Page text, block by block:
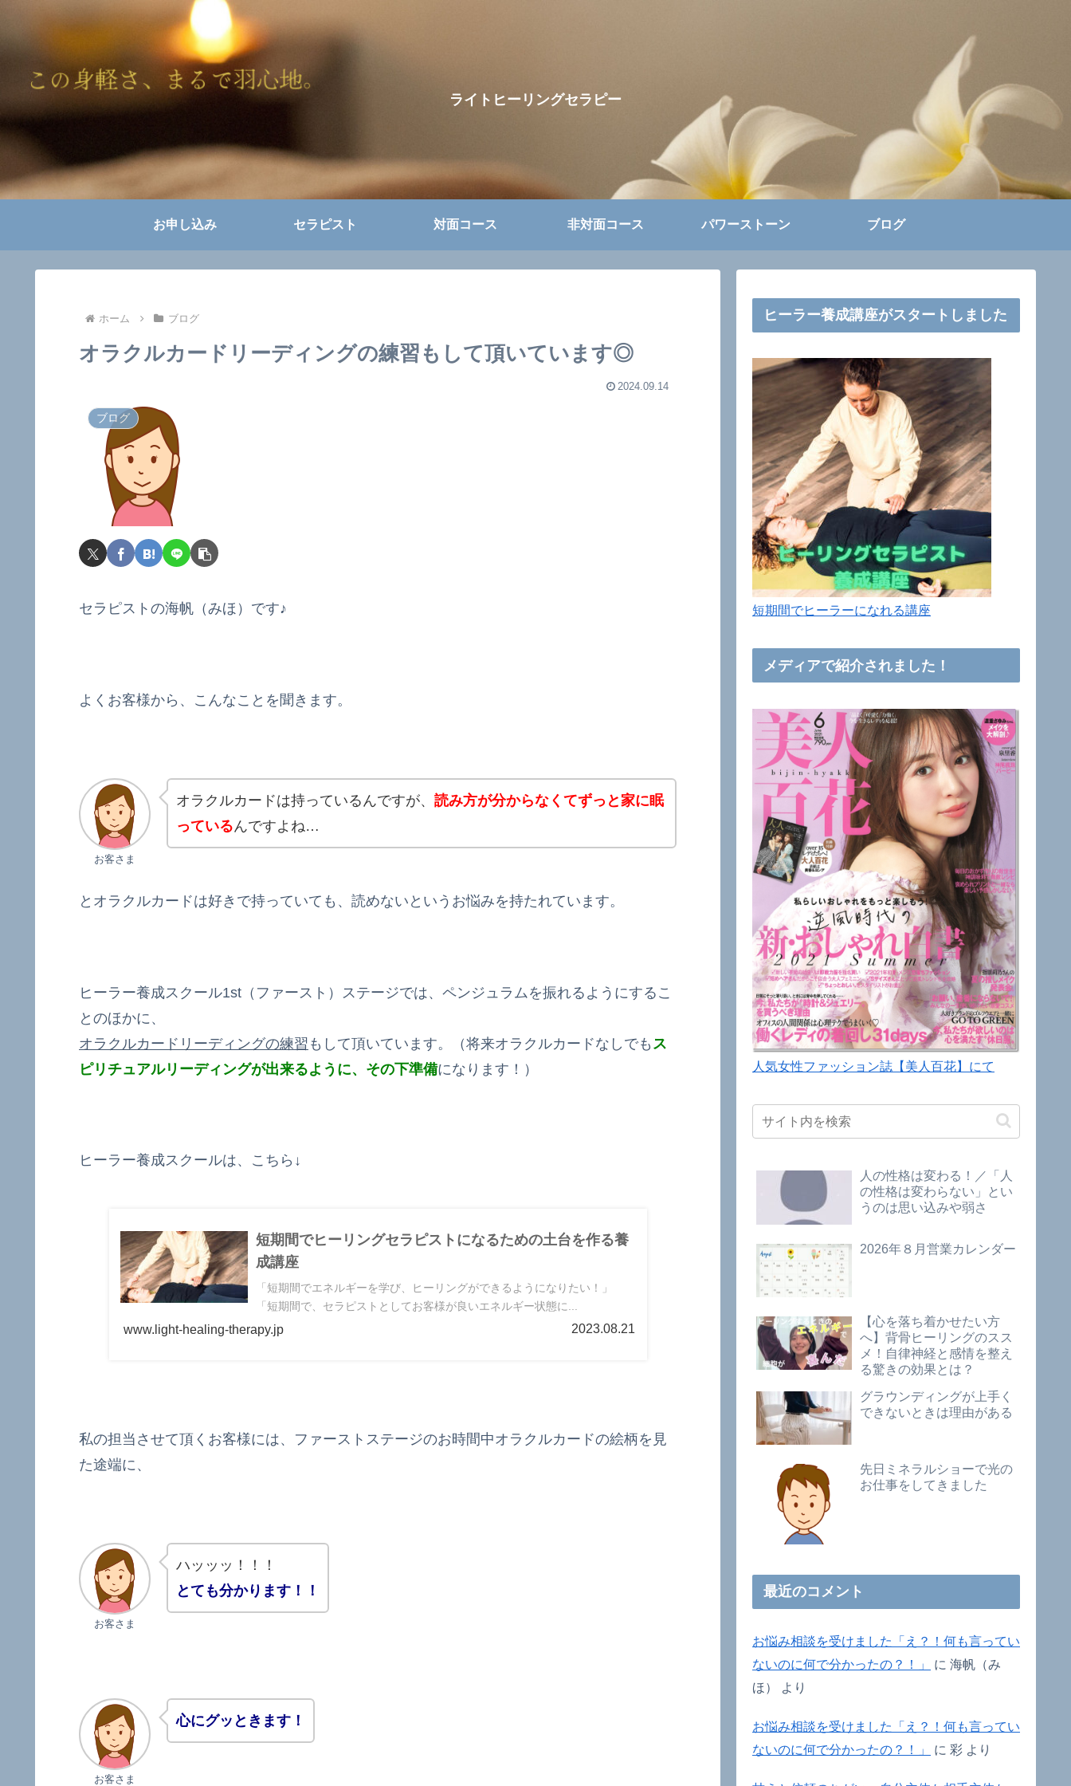
ライトヒーリングセラピー
お申し込み セラピスト 対面コース 非対面コース パワーストーン ブログ
ホーム ブログ
オラクルカードリーディングの練習もして頂いています◎
2024.09.14
ブログ
セラピストの海帆（みほ）です♪
よくお客様から、こんなことを聞きます。
お客さま
オラクルカードは持っているんですが、 読み方が分からなくてずっと家に眠
っているんですよね…
とオラクルカードは好きで持っていても、読めないというお悩みを持たれています。
ヒーラー養成スクール1st（ファースト）ステージでは、ペンジュラムを振れるようにするこ
とのほかに、
オラクルカードリーディングの練習 もして頂いています。（将来オラクルカードなしでも ス
ピリチュアルリーディングが出来るように、その下準備になります！）
ヒーラー養成スクールは、こちら↓
短期間でヒーリングセラピストになるための土台を作る養
成講座
「短期間でエネルギーを学び、ヒーリングができるようになりたい！」
「短期間で、セラピストとしてお客様が良いエネルギー状態に...
www.light-healing-therapy.jp 2023.08.21
私の担当させて頂くお客様には、ファーストステージのお時間中オラクルカードの絵柄を見
た途端に、
お客さま
ハッッッ！！！
とても分かります！！
お客さま
心にグッときます！
ヒーラー養成講座がスタートしました
短期間でヒーラーになれる講座
メディアで紹介されました！
人気女性ファッション誌【美人百花】にて
人の性格は変わる！／「人
の性格は変わらない」とい
うのは思い込みや弱さ
2026年８月営業カレンダー
【心を落ち着かせたい方
へ】背骨ヒーリングのスス
メ！自律神経と感情を整え
る驚きの効果とは？
グラウンディングが上手く
できないときは理由がある
先日ミネラルショーで光の
お仕事をしてきました
最近のコメント
お悩み相談を受けました「え？！何も言ってい
ないのに何で分かったの？！」
に 海帆（み
ほ）
より
お悩み相談を受けました「え？！何も言ってい
ないのに何で分かったの？！」
に 彩 より